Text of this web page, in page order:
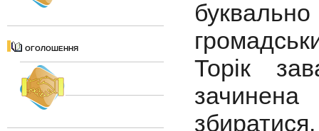
ОГОЛОШЕННЯ
Торік
збиратися.